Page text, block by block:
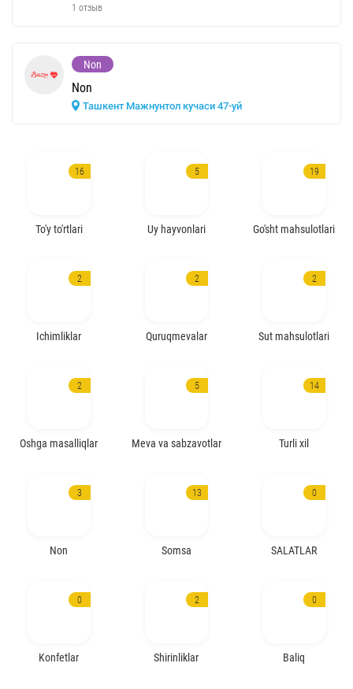
1 отзыв
Non
Non
Ташкент Мажнунтол кучаси 47-уй
16
To'y to'rtlari
5
Uy hayvonlari
19
Go'sht mahsulotlari
2
Ichimliklar
2
Quruqmevalar
2
Sut mahsulotlari
2
Oshga masalliqlar
5
Meva va sabzavotlar
14
Turli xil
3
Non
13
Somsa
0
SALATLAR
0
Konfetlar
2
Shirinliklar
0
Baliq